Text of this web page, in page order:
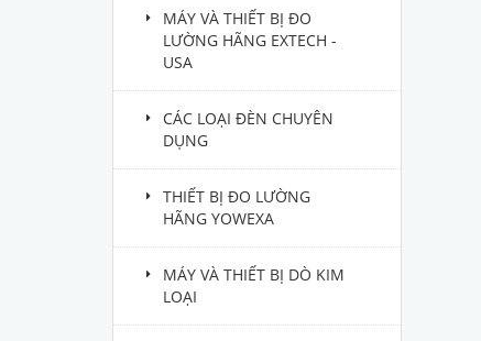
MÁY VÀ THIẾT BỊ ĐO
LƯỜNG HÃNG EXTECH -
USA
CÁC LOẠI ĐÈN CHUYÊN
DỤNG
THIẾT BỊ ĐO LƯỜNG
HÃNG YOWEXA
MÁY VÀ THIẾT BỊ DÒ KIM
LOẠI